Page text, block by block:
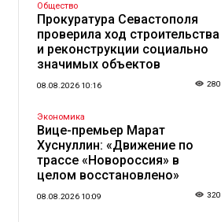
Общество
Прокуратура Севастополя
проверила ход строительства
и реконструкции социально
значимых объектов
08.08.2026 10:16 280
Экономика
Вице-премьер Марат
Хуснуллин: «Движение по
трассе «Новороссия» в
целом восстановлено»
08.08.2026 10:09 320